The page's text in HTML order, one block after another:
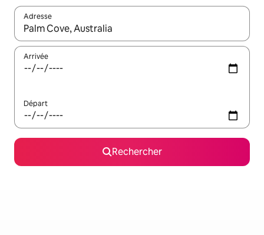
Adresse
Lorsque les résultats s'affichent, utilisez les flèches vers le
Arrivée
Départ
Rechercher